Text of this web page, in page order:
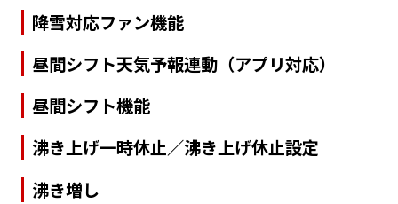
降雪対応ファン機能
昼間シフト天気予報連動（アプリ対応）
昼間シフト機能
沸き上げ一時休止／沸き上げ休止設定
沸き増し